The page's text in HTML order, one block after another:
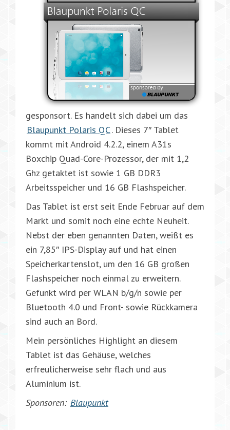
gesponsort. Es handelt sich dabei um das
Blaupunkt Polaris QC. Dieses 7″ Tablet
kommt mit Android 4.2.2, einem A31s
Boxchip Quad-Core-Prozessor, der mit 1,2
Ghz getaktet ist sowie 1 GB DDR3
Arbeitsspeicher und 16 GB Flashspeicher.
Das Tablet ist erst seit Ende Februar auf dem
Markt und somit noch eine echte Neuheit.
Nebst der eben genannten Daten, weißt es
ein 7,85″ IPS-Display auf und hat einen
Speicherkartenslot, um den 16 GB großen
Flashspeicher noch einmal zu erweitern.
Gefunkt wird per WLAN b/g/n sowie per
Bluetooth 4.0 und Front- sowie Rückkamera
sind auch an Bord.
Mein persönliches Highlight an diesem
Tablet ist das Gehäuse, welches
erfreulicherweise sehr flach und aus
Aluminium ist.
Sponsoren: Blaupunkt